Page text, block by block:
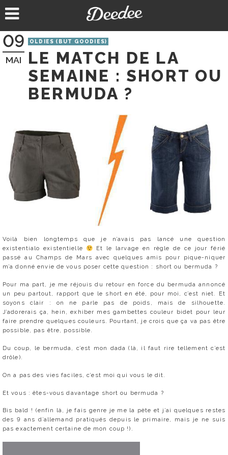
au
09
MAI
OLDIES (BUT GOODIES)
LE MATCH DE LA
SEMAINE : SHORT OU
BERMUDA ?
Voilà bien longtemps que je n’avais pas lancé une question
existentialo existentielle
Et le larvage en règle de ce jour férié
passé au Champs de Mars avec quelques amis pour pique-niquer
m’a donné envie de vous poser cette question : short ou bermuda ?
Pour ma part, je me réjouis du retour en force du bermuda annoncé
un peu partout, rapport que le short en été, pour moi, c’est niet. Et
soyons clair : on ne parle pas de poids, mais de silhouette.
J’adorerais ça, hein, exhiber mes gambettes couleur bidet pour leur
faire prendre quelques couleurs. Pourtant, je crois que ça va pas être
possible, pas être, possible.
Du coup, le bermuda, c’est mon dada (là, il faut rire tellement c’est
drôle).
On a pas des vies faciles, c’est moi qui vous le dit.
Et vous : êtes-vous davantage short ou bermuda ?
Bis bald ! (enfin là, je fais genre je me la pète et j’ai quelques restes
des 9 ans d’allemand pratiqués depuis le primaire, mais je ne suis
pas exactement certaine de mon coup !).